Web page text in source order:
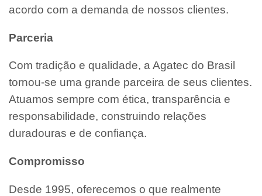
acordo com a demanda de nossos clientes.
Parceria
Com tradição e qualidade, a Agatec do Brasil
tornou-se uma grande parceira de seus clientes.
Atuamos sempre com ética, transparência e
responsabilidade, construindo relações
duradouras e de confiança.
Compromisso
Desde 1995, oferecemos o que realmente